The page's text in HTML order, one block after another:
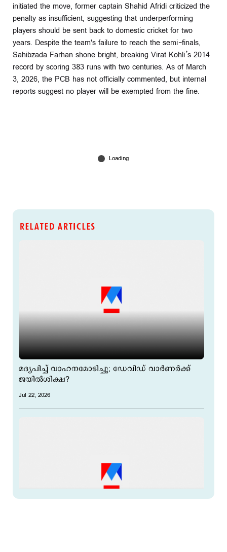
initiated the move, former captain Shahid Afridi criticized the
penalty as insufficient, suggesting that underperforming
players should be sent back to domestic cricket for two
years. Despite the team's failure to reach the semi-finals,
Sahibzada Farhan shone bright, breaking Virat Kohli’s 2014
record by scoring 383 runs with two centuries. As of March
3, 2026, the PCB has not officially commented, but internal
reports suggest no player will be exempted from the fine.
RELATED ARTICLES
മദ്യപിച്ച് വാഹനമോടിച്ചു; ഡേവിഡ് വാര്‍ണര്‍ക്ക്
ജയില്‍ശിക്ഷ?
Jul 22, 2026